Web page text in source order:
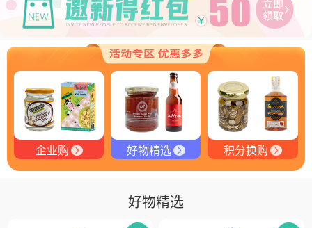
美结合
探寻黑钻奥秘：有谷健康与塞尔维亚黑松露的完美邂
逅
探秘塞尔维亚黑松露：舌尖上的黑钻石
品味卓越，OE 中欧有机双认证红酒的独特魅力
企业购 好物精选 积分换购
好物精选